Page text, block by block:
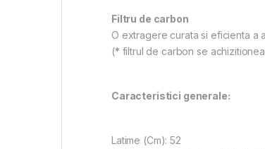
Filtru de carbon
O extragere curata si eficienta a
(* filtrul de carbon se
Caracteristici generale:
Latime (Cm): 52